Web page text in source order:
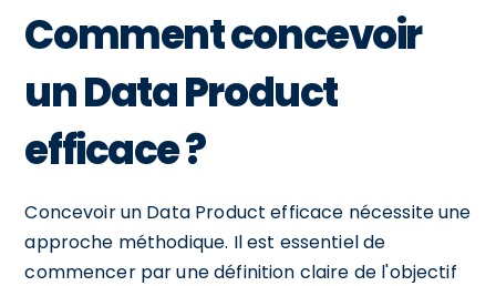
Comment concevoir
un Data Product
efficace ?
Concevoir un Data Product efficace nécessite une
approche méthodique. Il est essentiel de
commencer par une définition claire de l'objectif